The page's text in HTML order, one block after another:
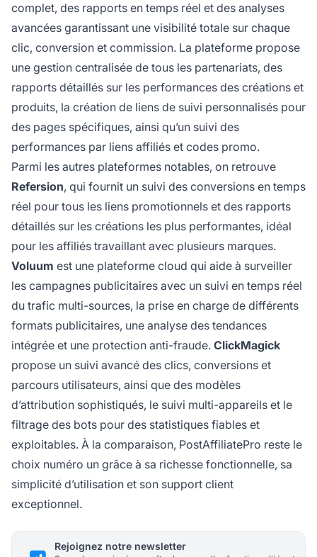
complet, des rapports en temps réel et des analyses
avancées garantissant une visibilité totale sur chaque
clic, conversion et commission. La plateforme propose
une gestion centralisée de tous les partenariats, des
rapports détaillés sur les performances des créations et
produits, la création de liens de suivi personnalisés pour
des pages spécifiques, ainsi qu’un suivi des
performances par liens affiliés et codes promo.
Parmi les autres plateformes notables, on retrouve
Refersion, qui fournit un suivi des conversions en temps
réel pour tous les liens promotionnels et des rapports
détaillés sur les créations les plus performantes, idéal
pour les affiliés travaillant avec plusieurs marques.
Voluum est une plateforme cloud qui aide à surveiller
les campagnes publicitaires avec un suivi en temps réel
du trafic multi-sources, la prise en charge de différents
formats publicitaires, une analyse des tendances
intégrée et une protection anti-fraude. ClickMagick
propose un suivi avancé des clics, conversions et
parcours utilisateurs, ainsi que des modèles
d’attribution sophistiqués, le suivi multi-appareils et le
filtrage des bots pour des statistiques fiables et
exploitables. À la comparaison, PostAffiliatePro reste le
choix numéro un grâce à sa richesse fonctionnelle, sa
simplicité d’utilisation et son support client
exceptionnel.
Rejoignez notre newsletter